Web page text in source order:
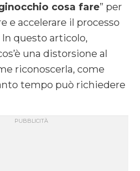
cosa fare” per
e accelerare il processo
questo articolo,
una distorsione al
riconoscerla, come
tempo può richiedere